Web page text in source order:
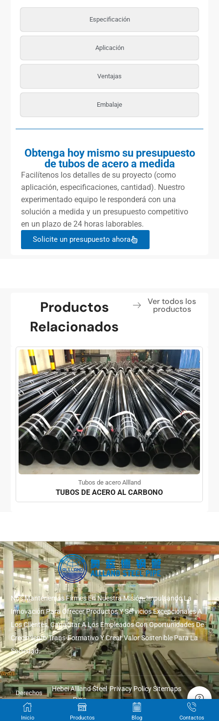
Especificación
Aplicación
Ventajas
Embalaje
Obtenga hoy mismo su presupuesto
de tubos de acero a medida
Facilítenos los detalles de su proyecto (como
aplicación, especificaciones, cantidad). Nuestro
experimentado equipo le responderá con una
solución a medida y un presupuesto competitivo
en un plazo de 24 horas laborables.
Solicite un presupuesto ahora
Productos
Relacionados
Ver todos los
productos
Tubos de acero Allland
TUBOS DE ACERO AL CARBONO
Inicio Productos Blog Contactos
Nos Mantenemos Firmes En Nuestra Misión, Impulsando La
Innovación Para Ofrecer Productos Y Servicios Excepcionales A
Los Clientes, Capacitar A Los Empleados Con Oportunidades De
Crecimiento Trans-Formativo Y Crear Valor Sostenible Para La
Sociedad.
Derechos
de autor ©
2026
Hebei Allland Steel
Pipe
Manufacturing Co.
Privacy PolicySitemaps